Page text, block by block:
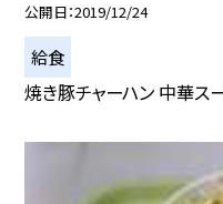
公開日 2019/12/24
給食
焼き豚チャーハン 中華ス